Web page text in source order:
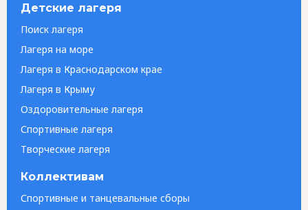
Детские лагеря
Поиск лагеря
Лагеря на море
Лагеря в Краснодарском крае
Лагеря в Крыму
Оздоровительные лагеря
Спортивные лагеря
Творческие лагеря
Коллективам
Спортивные и танцевальные сборы